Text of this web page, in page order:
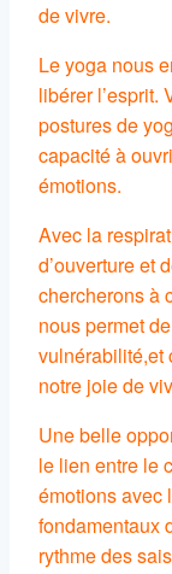
de vivre.
Le yoga nous
libérer l’esprit.
postures de
capacité à
émotions.
Avec la
d’ouverture et
chercherons à
nous permet
vulnérabilité,et
notre joie de
Une belle
le lien entre le
émotions avec
fondamentaux
rythme des